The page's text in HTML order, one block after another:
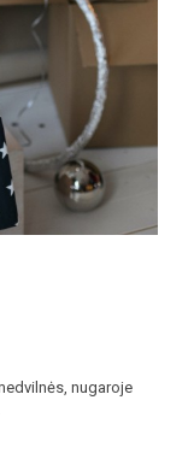
nugaroje